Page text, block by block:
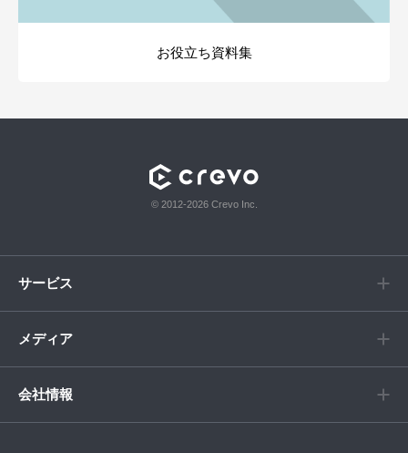
お役立ち資料集
© 2012-2026 Crevo Inc.
サービス
メディア
会社情報